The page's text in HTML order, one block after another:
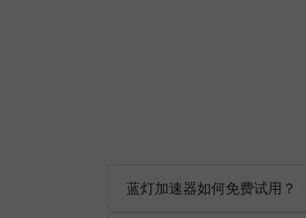
蓝灯加速器如何免费试用？